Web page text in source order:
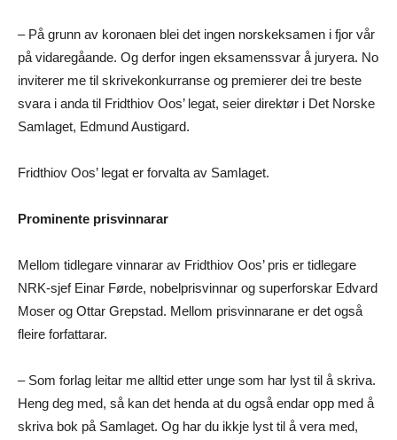
– På grunn av koronaen blei det ingen norskeksamen i fjor vår
på vidaregåande. Og derfor ingen eksamenssvar å juryera. No
inviterer me til skrivekonkurranse og premierer dei tre beste
svara i anda til Fridthiov Oos’ legat, seier direktør i Det Norske
Samlaget, Edmund Austigard.
Fridthiov Oos’ legat er forvalta av Samlaget.
Prominente prisvinnarar
Mellom tidlegare vinnarar av Fridthiov Oos’ pris er tidlegare
NRK-sjef Einar Førde, nobelprisvinnar og superforskar Edvard
Moser og Ottar Grepstad. Mellom prisvinnarane er det også
fleire forfattarar.
– Som forlag leitar me alltid etter unge som har lyst til å skriva.
Heng deg med, så kan det henda at du også endar opp med å
skriva bok på Samlaget. Og har du ikkje lyst til å vera med,